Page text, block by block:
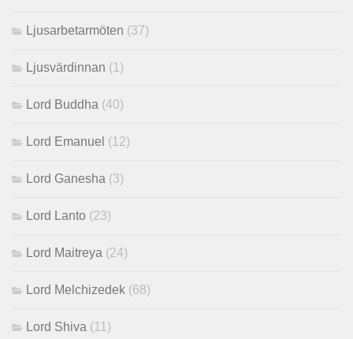
Ljusarbetarmöten (37)
Ljusvärdinnan (1)
Lord Buddha (40)
Lord Emanuel (12)
Lord Ganesha (3)
Lord Lanto (23)
Lord Maitreya (24)
Lord Melchizedek (68)
Lord Shiva (11)